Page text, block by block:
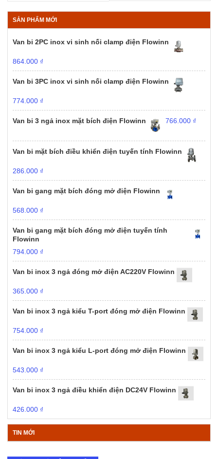
SẢN PHẨM MỚI
Van bi 2PC inox vi sinh nối clamp điện Flowinn
864.000 ₫
Van bi 3PC inox vi sinh nối clamp điện Flowinn
774.000 ₫
Van bi 3 ngả inox mặt bích điện Flowinn 766.000 ₫
Van bi mặt bích điều khiển điện tuyến tính Flowinn
286.000 ₫
Van bi gang mặt bích đóng mở điện Flowinn
568.000 ₫
Van bi gang mặt bích đóng mở điện tuyến tính
Flowinn
794.000 ₫
Van bi inox 3 ngả đóng mở điện AC220V Flowinn
365.000 ₫
Van bi inox 3 ngả kiểu T-port đóng mở điện Flowinn
754.000 ₫
Van bi inox 3 ngả kiểu L-port đóng mở điện Flowinn
543.000 ₫
Van bi inox 3 ngả điều khiển điện DC24V Flowinn
426.000 ₫
TIN MỚI